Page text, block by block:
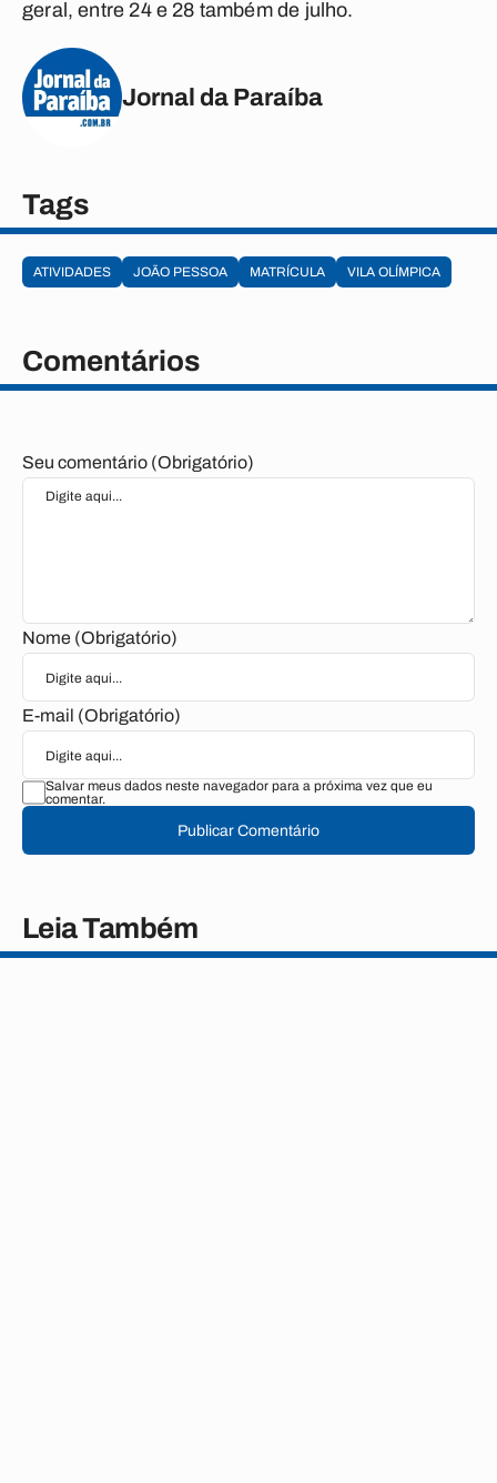
geral, entre 24 e 28 também de julho.
Jornal da Paraíba
Tags
ATIVIDADES JOÃO PESSOA MATRÍCULA VILA OLÍMPICA
Comentários
Seu comentário (Obrigatório)
Nome (Obrigatório)
E-mail (Obrigatório)
Salvar meus dados neste navegador para a próxima vez que eu
comentar.
Publicar Comentário
Leia Também